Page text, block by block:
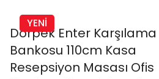
YENİ
Dorpek Enter Karşılama
Bankosu 110cm Kasa
Resepsiyon Masası Ofis